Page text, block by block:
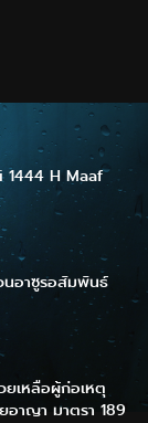
1444 H Maaf
นอาซูรอสัมพันธ์
เหลือผู้ก่อเหตุ
าญา มาตรา 189